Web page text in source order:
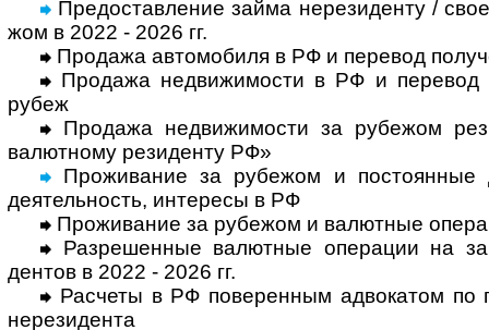
Предоставление займа нерезиденту /
жом в 2022 - 2026 гг.
Продажа автомобиля в РФ и перевод
Продажа недвижимости в РФ и перевод
рубеж
Продажа недвижимости за рубежом
валют­ному рези­денту РФ»
Проживание за рубежом и постоянные
деятель­ность, инте­ресы в РФ
Проживание за рубежом и валютные
Разрешенные валютные операции на
дентов в 2022 - 2026 гг.
Расчеты в РФ поверенным адвокатом по
нере­зи­дента